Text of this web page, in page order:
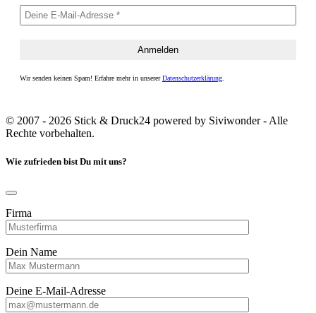
Wir senden keinen Spam! Erfahre mehr in unsererDatenschutzerklärung.
© 2007 - 2026 Stick & Druck24 powered by Siviwonder - Alle
Rechte vorbehalten.
Wie zufrieden bist Du mit uns?
Firma
Dein Name
Deine E-Mail-Adresse